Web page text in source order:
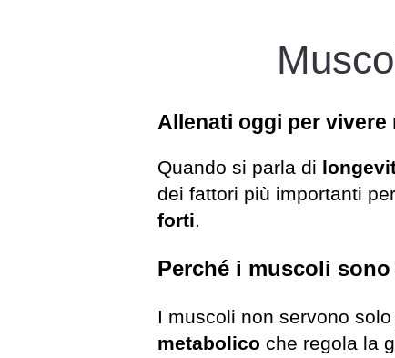
Allenati oggi per vivere
Quando si parla di
dei fattori più importanti per
forti.
Perché i muscoli
I muscoli non servono
metabolico che regola la